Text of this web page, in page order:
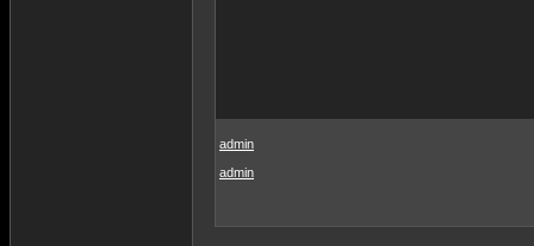
admin
admin